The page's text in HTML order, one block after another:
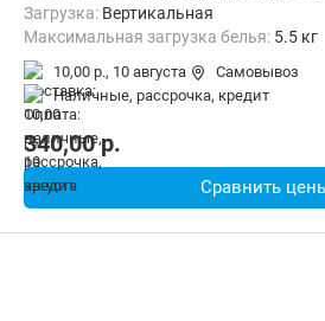
загрузка: Вертикальная
Максимальная загрузка белья: 5.5 кг
Количество программ:
Материал бака:
Пластик
Дополнительные функции:
Безопасность:
Ширина:64 см
10,00 р., 10 августа
Самовывоз
наличные, рассрочка, кредит
340,00p.
Сравнить